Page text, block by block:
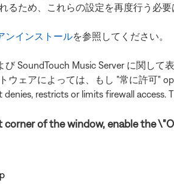
ため、これらの設定を再度行う必要
ンインストールを参照してください。
SoundTouch Music Server に関し
ェアによっては、もし "常に許可"
restricts or limits firewall access.
of the window, enable the